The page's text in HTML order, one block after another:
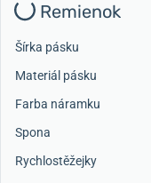
Remienok
Šírka pásku
Materiál pásku
Farba náramku
Spona
Rychlostěžejky